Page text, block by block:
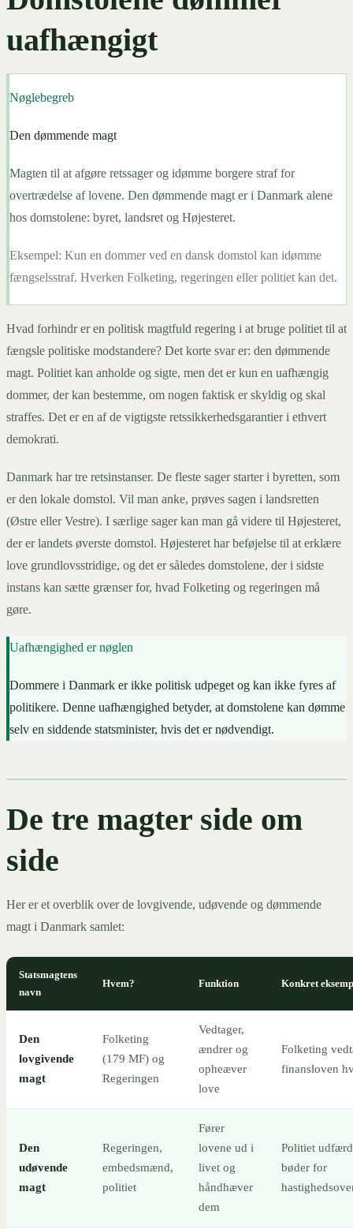
uafhængigt
Nøglebegreb
Den dømmende magt
Magten til at afgøre retssager og idømme borgere straf for
overtrædelse af lovene. Den dømmende magt er i Danmark alene
hos domstolene: byret, landsret og Højesteret.
Eksempel: Kun en dommer ved en dansk domstol kan idømme
fængselsstraf. Hverken Folketing, regeringen eller politiet kan det.
Hvad forhindr er en politisk magtfuld regering i at bruge politiet til at
fængsle politiske modstandere? Det korte svar er: den dømmende
magt. Politiet kan anholde og sigte, men det er kun en uafhængig
dommer, der kan bestemme, om nogen faktisk er skyldig og skal
straffes. Det er en af de vigtigste retssikkerhedsgarantier i ethvert
demokrati.
Danmark har tre retsinstanser. De fleste sager starter i byretten, som
er den lokale domstol. Vil man anke, prøves sagen i landsretten
(Østre eller Vestre). I særlige sager kan man gå videre til Højesteret,
der er landets øverste domstol. Højesteret har beføjelse til at erklære
love grundlovsstridige, og det er således domstolene, der i sidste
instans kan sætte grænser for, hvad Folketing og regeringen må
gøre.
Uafhængighed er nøglen
Dommere i Danmark er ikke politisk udpeget og kan ikke fyres af
politikere. Denne uafhængighed betyder, at domstolene kan dømme
selv en siddende statsminister, hvis det er nødvendigt.
De tre magter side om
side
Her er et overblik over de lovgivende, udøvende og dømmende
magt i Danmark samlet:
Statsmagtens
navn
Hvem? Funktion Konkret
Den
lovgivende
magt
Folketing
(179 MF) og
Regeringen
Vedtager,
ændrer og
opheæver
love
Folketing
finansloven
Den
udøvende
magt
Regeringen,
embedsmænd,
politiet
Fører
lovene ud i
livet og
håndhæver
dem
Politiet
bøder for